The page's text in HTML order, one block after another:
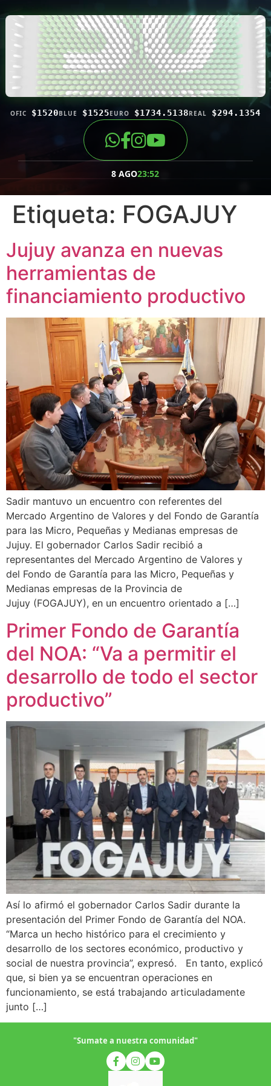
OFIC $1520BLUE $1525EURO $1734.5138REAL $294.1354
8 AGO23:52
Etiqueta: FOGAJUY
Jujuy avanza en nuevas
herramientas de
financiamiento productivo
Sadir mantuvo un encuentro con referentes del
Mercado Argentino de Valores y del Fondo de Garantía
para las Micro, Pequeñas y Medianas empresas de
Jujuy. El gobernador Carlos Sadir recibió a
representantes del Mercado Argentino de Valores y
del Fondo de Garantía para las Micro, Pequeñas y
Medianas empresas de la Provincia de
Jujuy (FOGAJUY), en un encuentro orientado a […]
Primer Fondo de Garantía
del NOA: “Va a permitir el
desarrollo de todo el sector
productivo”
Así lo afirmó el gobernador Carlos Sadir durante la
presentación del Primer Fondo de Garantía del NOA.
“Marca un hecho histórico para el crecimiento y
desarrollo de los sectores económico, productivo y
social de nuestra provincia”, expresó. En tanto, explicó
que, si bien ya se encuentran operaciones en
funcionamiento, se está trabajando articuladamente
junto […]
"Sumate a nuestra comunidad"